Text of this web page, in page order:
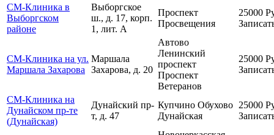
СМ-Клиника в
Выборгском
районе
Выборгское
ш., д. 17, корп.
1, лит. А
Проспект
Просвещения
25000
СМ-Клиника на ул.
Маршала Захарова
Маршала
Захарова, д. 20
Автово
Ленинский
проспект
Проспект
Ветеранов
25000
СМ-Клиника на
Дунайском пр-те
(Дунайская)
Дунайский пр-
т, д. 47
Купчино Обухово
Дунайская
25000